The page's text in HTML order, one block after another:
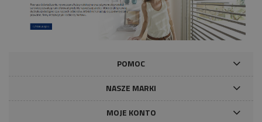
POMOC
NASZE MARKI
MOJE KONTO